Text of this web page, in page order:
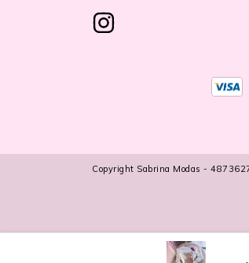
Copyright Sabrina Modas -